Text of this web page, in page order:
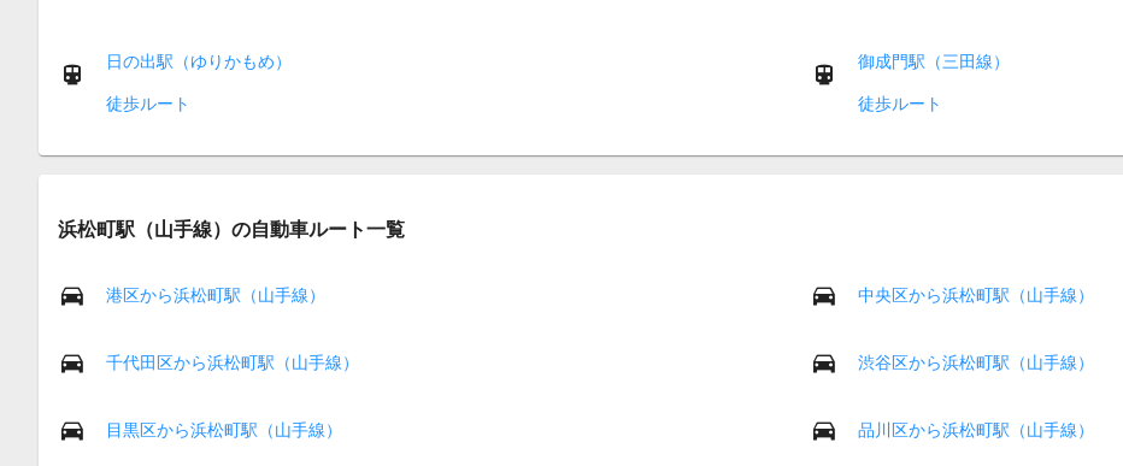
日の出駅（ゆりかもめ）
徒歩ルート
御成門駅（三田線）
徒歩ルート
浜松町駅（山手線）の自動車ルート一覧
港区から浜松町駅（山手線） 中央区から浜松町駅（山手線）
千代田区から浜松町駅（山手線） 渋谷区から浜松町駅（山手線）
目黒区から浜松町駅（山手線） 品川区から浜松町駅（山手線）